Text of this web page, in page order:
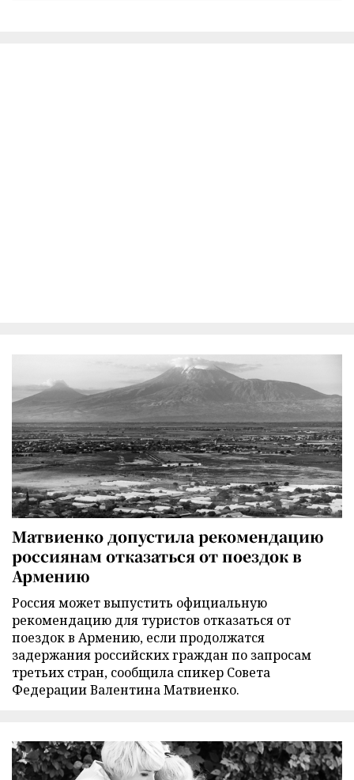
Матвиенко допустила рекомендацию
россиянам отказаться от поездок в
Армению
Россия может выпустить официальную
рекомендацию для туристов отказаться от
поездок в Армению, если продолжатся
задержания российских граждан по запросам
третьих стран, сообщила спикер Совета
Федерации Валентина Матвиенко.